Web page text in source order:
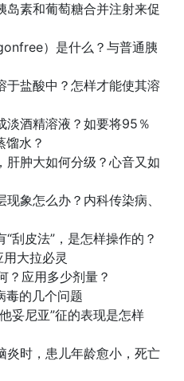
素和葡萄糖合并注射来促
）是什么？与普通胰
于盐酸中？怎样才能使其溶
淡酒精溶液？如要将95％
馏水？
肝肿大如何分级？心音又如
象怎么办？内科传染病、
刮皮法”，是怎样操作的？
大拉必灵
？应用多少剂量？
毒的几个问题
妥尼亚”征的表现是怎样
炎时，患儿年龄愈小，死亡